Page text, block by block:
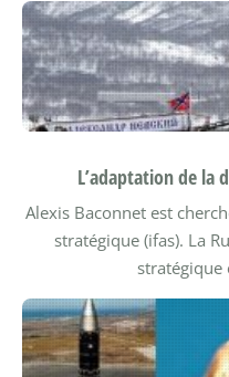
L’adaptation de la
Alexis Baconnet est
stratégique (ifas). La